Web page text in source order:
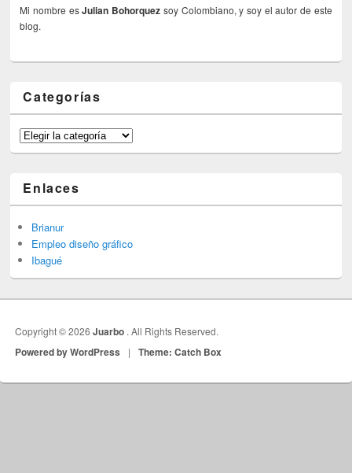
Mi nombre esJulian Bohorquez soy Colombiano, y soy el autor de este
blog.
Categorías
Categorías
Enlaces
Brianur
Empleo diseño gráfico
Ibagué
Copyright © 2026Juarbo . All Rights Reserved.
Powered by WordPress | Theme: Catch Box